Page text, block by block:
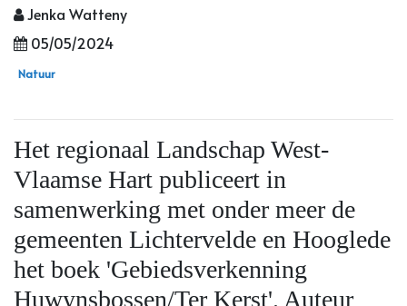
Jenka Watteny
05/05/2024
Natuur
Het regionaal Landschap West-
Vlaamse Hart publiceert in
samenwerking met onder meer de
gemeenten Lichtervelde en Hooglede
het boek 'Gebiedsverkenning
Huwynsbossen/Ter Kerst'. Auteur